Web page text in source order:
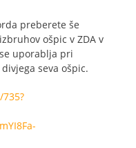
preberete še
ošpic v ZDA v
uporablja pri
seva ošpic.